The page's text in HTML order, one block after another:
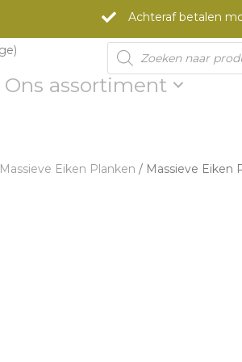
Achteraf betalen
Products
search
Ons assortiment
Massieve Eiken Planken / Massieve Eiken